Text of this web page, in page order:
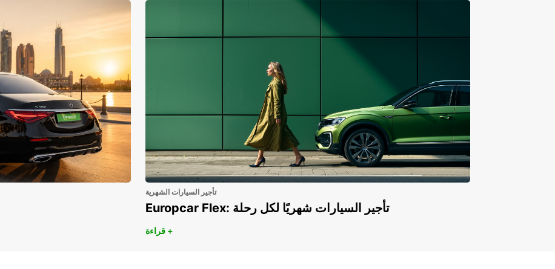
تأجير السيارات الشهرية
Europcar Flex: تأجير السيارات شهريًا لكل رحلة
قراءة +